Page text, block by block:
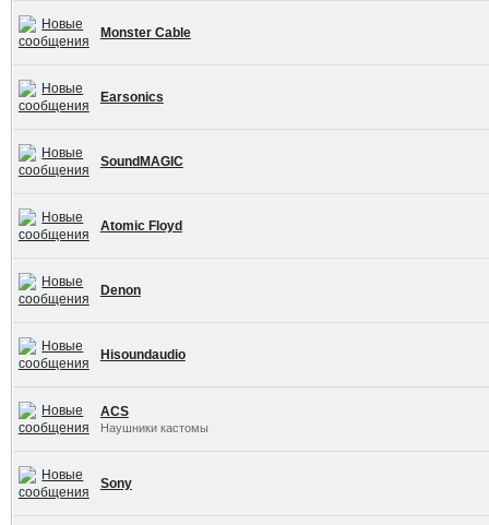
Monster Cable
Earsonics
SoundMAGIC
Atomic Floyd
Denon
Hisoundaudio
ACS
Наушники кастомы
Sony